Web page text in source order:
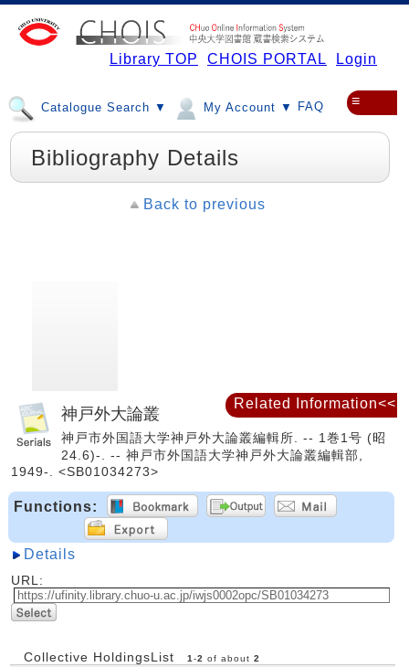
Library TOP CHOIS PORTAL Login
Catalogue Search ▼ My Account ▼ FAQ ≡
Bibliography Details
Back to previous
神戸外大論叢
神戸市外国語大学神戸外大論叢編輯所. -- 1巻1号 (昭
24.6)-. -- 神戸市外国語大学神戸外大論叢編輯部,
1949-. <SB01034273>
Functions:
Details
URL:
Collective HoldingsList 1 -2 of about 2
Related Information<<